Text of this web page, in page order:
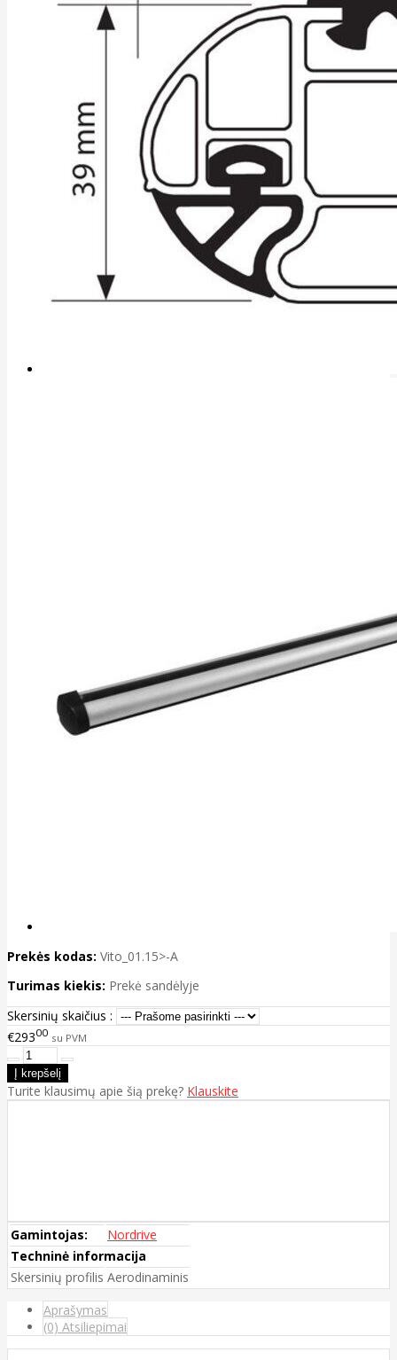
Prekės kodas: Vito_01.15>-A
Turimas kiekis: Prekė sandėlyje
Skersinių skaičius :
€29300 su PVM
Turite klausimų apie šią prekę? Klauskite
Gamintojas:
Nordrive
Techninė informacija
Skersinių profilis Aerodinaminis
Aprašymas
(0) Atsiliepimai